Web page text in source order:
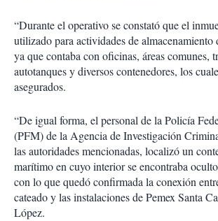
“Durante el operativo se constató que el
utilizado para actividades de almacenamiento
ya que contaba con oficinas, áreas comunes,
autotanques y diversos contenedores, los
asegurados.
“De igual forma, el personal de la Policía
(PFM) de la Agencia de Investigación
las autoridades mencionadas, localizó un
marítimo en cuyo interior se encontraba
con lo que quedó confirmada la conexión
cateado y las instalaciones de Pemex Santa
López.